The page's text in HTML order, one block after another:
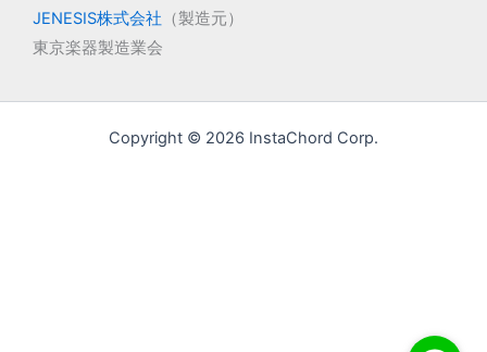
JENESIS株式会社 （製造元）
東京楽器製造業会
Copyright © 2026 InstaChord Corp.